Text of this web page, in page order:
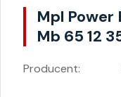
Mpl Power
Mb 65 12
Producent: